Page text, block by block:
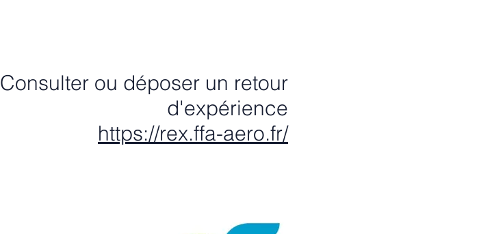
Consulter ou déposer un retour
d'expérience
https://rex.ffa-aero.fr/